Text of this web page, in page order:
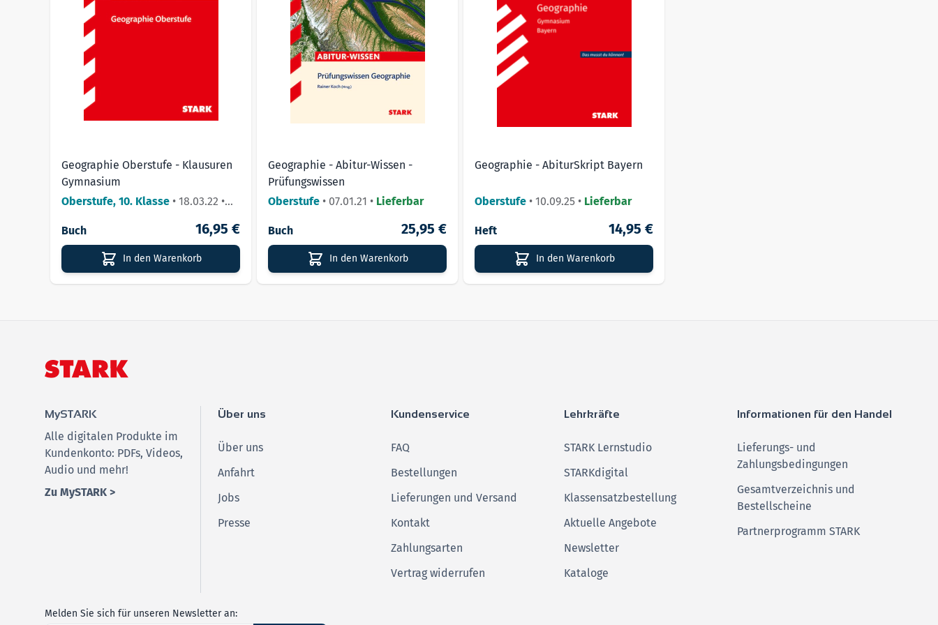
Geographie Oberstufe - Klausuren
Gymnasium
Oberstufe, 10. Klasse • 18.03.22 •
Buch
16,95 €
In den Warenkorb
Geographie - Abitur-Wissen -
Prüfungswissen
Oberstufe • 07.01.21 • Lieferbar
Buch 25,95 €
In den Warenkorb
Geographie - AbiturSkript Bayern
Oberstufe • 10.09.25 • Lieferbar
Heft 14,95 €
In den Warenkorb
MySTARK
Alle digitalen Produkte im
Kundenkonto: PDFs, Videos,
Audio und mehr!
Zu MySTARK >
Über uns
Über uns
Anfahrt
Jobs
Presse
Kundenservice
FAQ
Bestellungen
Lieferungen und Versand
Kontakt
Zahlungsarten
Vertrag widerrufen
Lehrkräfte
STARK Lernstudio
STARKdigital
Klassensatzbestellung
Aktuelle Angebote
Newsletter
Kataloge
Informationen für den Handel
Lieferungs- und
Zahlungsbedingungen
Gesamtverzeichnis und
Bestellscheine
Partnerprogramm STARK
Melden Sie sich für unseren Newsletter an: